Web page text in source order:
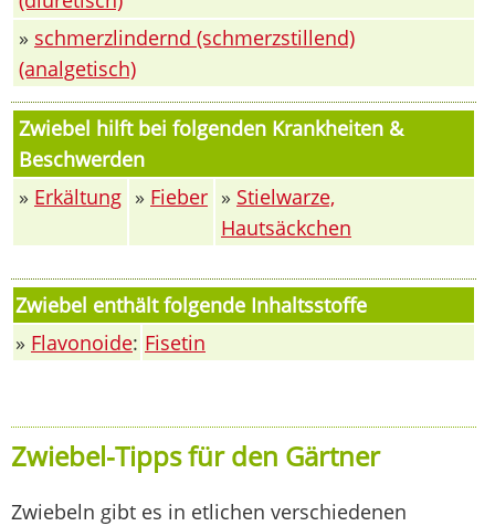
» schmerzlindernd (schmerzstillend)
(analgetisch)
Zwiebel hilft bei folgenden Krankheiten &
Beschwerden
» Erkältung » Fieber » Stielwarze,
Hautsäckchen
Zwiebel enthält folgende Inhaltsstoffe
» Flavonoide: Fisetin
Zwiebel-Tipps für den Gärtner
Zwiebeln gibt es in etlichen verschiedenen